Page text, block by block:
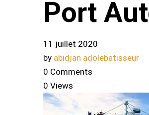
Port
11 juillet 2020
by abidjan adolebatisseur
0 Comments
0 Views